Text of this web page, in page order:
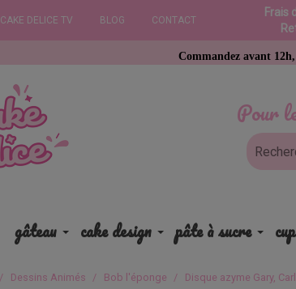
CAKE DELICE TV BLOG CONTACT
Frais
Pour
Commandez avant 12h,
gâteau cake design pâte à sucre
Dessins Animés Bob l'éponge Disque azyme Gary,